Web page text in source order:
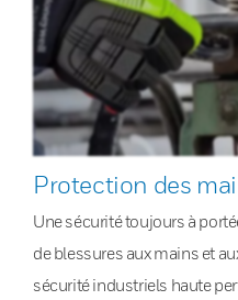
Protection des
Une sécurité toujours à
de blessures aux mains et
sécurité industriels haute